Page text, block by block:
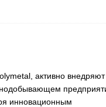
активно внедряют
инновационным